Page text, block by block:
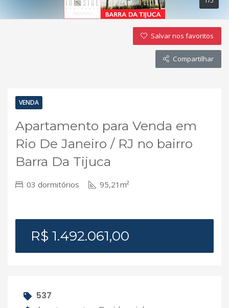
Salvar nos favoritos
Compartilhar
VENDA
Apartamento para Venda em
Rio De Janeiro / RJ no bairro
Barra Da Tijuca
03 dormitórios 95,21m²
R$ 1.492.061,00
537